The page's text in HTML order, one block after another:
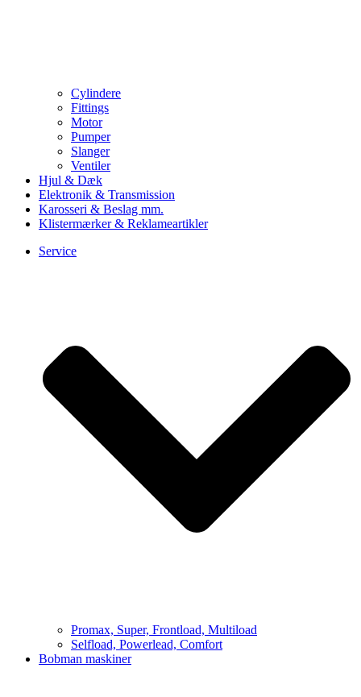
Cylindere
Fittings
Motor
Pumper
Slanger
Ventiler
Hjul & Dæk
Elektronik & Transmission
Karosseri & Beslag mm.
Klistermærker & Reklameartikler
Service
Promax, Super, Frontload, Multiload
Selfload, Powerlead, Comfort
Bobman maskiner